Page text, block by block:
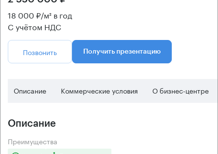
18 000 ₽/м² в год
С учётом НДС
Позвонить Получить презентацию
Описание Коммерческие условия О бизнес-центре
Описание
Преимущества